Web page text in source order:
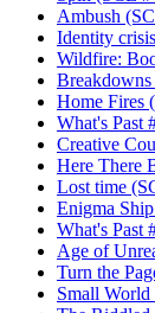
Ambush
Identity
Wildfire:
Home Fires
What's Past
Creative
Here There
Lost time
Enigma
What's Past
Age of
Turn the
Small